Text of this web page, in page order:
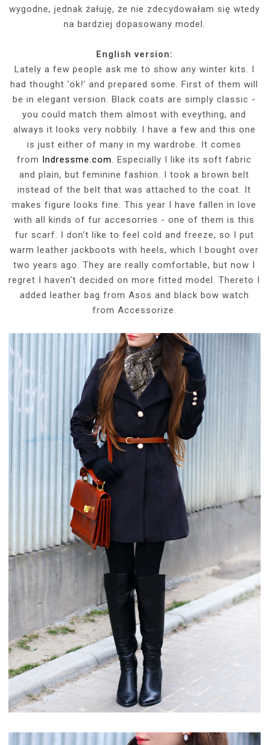
wygodne, jednak żałuję, że nie zdecydowałam się wtedy
na bardziej dopasowany model.
English version:
Lately a few people ask me to show any winter kits. I
had thought 'ok!' and prepared some. First of them will
be in elegant version. Black coats are simply classic -
you could match them almost with eveything, and
always it looks very nobbily. I have a few and this one
is just either of many in my wardrobe. It comes
from Indressme.com. Especially I like its soft fabric
and plain, but feminine fashion. I took a brown belt
instead of the belt that was attached to the coat. It
makes figure looks fine. This year I have fallen in love
with all kinds of fur accesorries - one of them is this
fur scarf. I don't like to feel cold and freeze, so I put
warm leather jackboots with heels, which I bought over
two years ago. They are really comfortable, but now I
regret I haven't decided on more fitted model. Thereto I
added leather bag from Asos and black bow watch
from Accessorize.